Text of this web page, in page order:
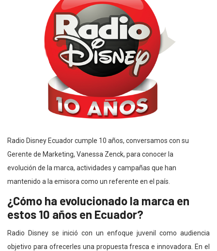
Radio Disney Ecuador cumple 10 años, conversamos con su
Gerente de Marketing, Vanessa Zenck, para conocer la
evolución de la marca, actividades y campañas que han
mantenido a la emisora como un referente en el país.
¿Cómo ha evolucionado la marca en
estos 10 años en Ecuador?
Radio Disney se inició con un enfoque juvenil como audiencia
objetivo para ofrecerles una propuesta fresca e innovadora. En el